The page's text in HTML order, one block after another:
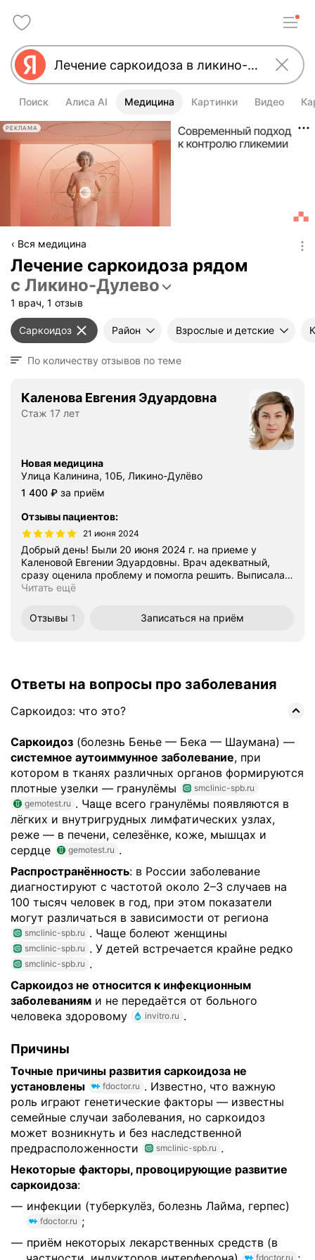
Поиск Алиса AI Медицина Картинки Видео
РЕКЛАМА
Вся медицина
Лечение саркоидоза рядом
с Ликино-Дулево
1 врач, 1 отзыв
Саркоидоз Район Взрослые и детские
По количеству отзывов по теме
Каленова Евгения Эдуардовна
Стаж 17 лет
Новая медицина
Улица Калинина, 10Б, Ликино-Дулёво
Цена
1400
1 400 ₽ за приём
Отзывы пациентов:
21 июня 2024
Добрый день! Были 20 июня 2024 г. на приеме у
Каленовой Евгении Эдуардовны. Врач адекватный,
сразу оценила проблему и помогла решить. Выписала…
Читать ещё
Отзывы 1 Записаться на приём
Ответы на вопросы про заболевания
Саркоидоз: что это?
Саркоидоз (болезнь Бенье — Бека — Шаумана) —
системное аутоиммунное заболевание, при
котором в тканях различных органов формируются
плотные узелки — гранулёмы
smclinic-spb.ru
gemotest.ru . Чаще всего гранулёмы появляются в
лёгких и внутригрудных лимфатических узлах,
реже — в печени, селезёнке, коже, мышцах и
сердце
gemotest.ru .
Распространённость: в России заболевание
диагностируют с частотой около 2–3 случаев на
100 тысяч человек в год, при этом показатели
могут различаться в зависимости от региона
smclinic-spb.ru . Чаще болеют женщины
smclinic-spb.ru . У детей встречается крайне редко
smclinic-spb.ru .
Саркоидоз не относится к инфекционным
заболеваниям и не передаётся от больного
человека здоровому
invitro.ru .
Причины
Точные причины развития саркоидоза не
установлены
fdoctor.ru . Известно, что важную
роль играют генетические факторы — известны
семейные случаи заболевания, но саркоидоз
может возникнуть и без наследственной
предрасположенности
smclinic-spb.ru .
Некоторые факторы, провоцирующие развитие
саркоидоза:
инфекции (туберкулёз, болезнь Лайма, герпес)
fdoctor.ru ;
приём некоторых лекарственных средств (в
fdoctor.ru